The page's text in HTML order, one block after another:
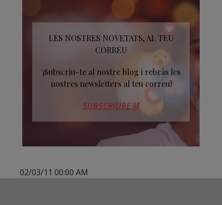
LES NOSTRES NOVETATS, AL TEU
CORREU
¡Subscriu-te al nostre blog i rebràs les
nostres newsletters al teu correu!
SUBSCRIURE’M
02/03/11 00:00 AM